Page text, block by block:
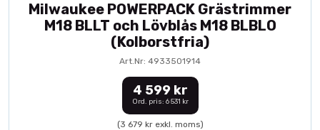
Milwaukee POWERPACK Grästrimmer
M18 BLLT och Lövblås M18 BLBLO
(Kolborstfria)
Art.Nr: 4933501914
4 599 kr
Ord. pris: 6 531 kr
(3 679 kr exkl. moms)